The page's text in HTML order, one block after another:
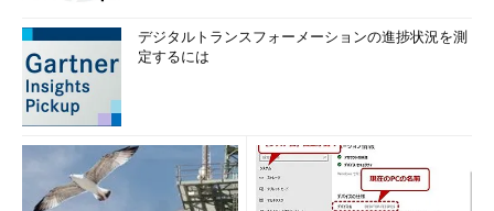
デジタルトランスフォーメーションの進捗状況を測
定するには